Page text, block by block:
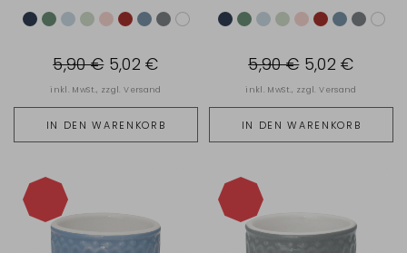
IN DEN WARENKORB
5,90 € 5,02 €
inkl. MwSt., zzgl.Versand
IN DEN WARENKORB
5,90 € 5,02 €
inkl. MwSt., zzgl.Versand